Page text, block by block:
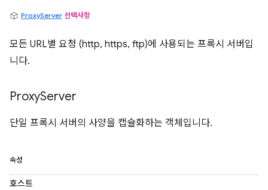
ProxyServer 선택사항
모든 URL별 요청 (http, https, ftp)에 사용되는 프록시 서버입
니다.
ProxyServer
단일 프록시 서버의 사양을 캡슐화하는 객체입니다.
속성
호스트